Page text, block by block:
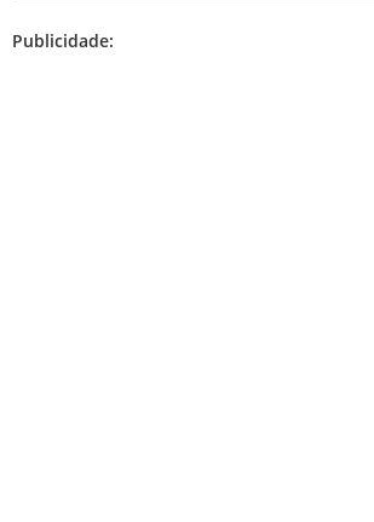
Publicidade: